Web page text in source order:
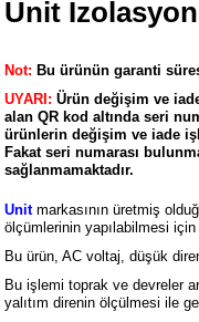
Unit
Not: Bu ürünün garanti
UYARI: Ürün değişim ve
alan QR kod altında seri
ürünlerin değişim ve iade
Fakat seri numarası
sağlanmamaktadır.
Unit markasının üretmiş
ölçümlerinin yapılabilmesi
Bu ürün, AC voltaj, düşük
Bu işlemi toprak ve devreler
yalıtım direnin ölçülmesi ile